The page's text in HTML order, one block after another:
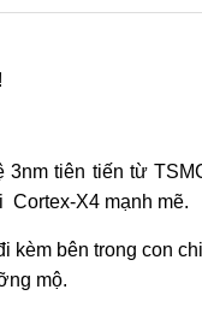
3nm tiên tiến từ
Cortex-X4 mạnh mẽ.
kèm bên trong con
mộ.